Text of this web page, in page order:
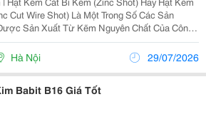
Cut Wire Shot) Là Một Trong Số Các Sản
Sản Xuất Từ Kẽm Nguyên Chất Của Công
Công Nghiệp H Việt Nam. Chúng Tôi Bán Các
Kẽm (Hạt Kẽm Cắt) Giá Rẻ Tại Hà Nội Và...
Hà Nội 29/07/2026
Babit B16 Giá Tốt